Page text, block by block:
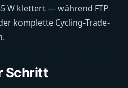
W klettert — während FTP
komplette Cycling-Trade-
Schritt